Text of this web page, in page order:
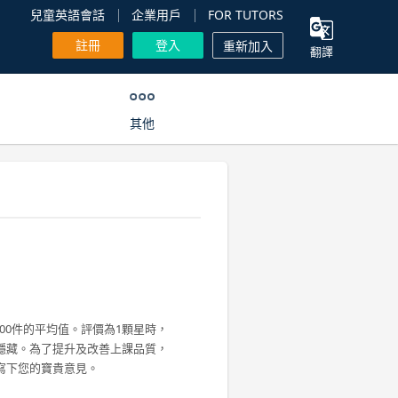
兒童英語會話 企業用戶
FOR TUTORS
註冊
登入 重新加入 翻譯
其他
件的平均值。評價為1顆星時，
藏。為了提升及改善上課品質，
下您的寶貴意見。